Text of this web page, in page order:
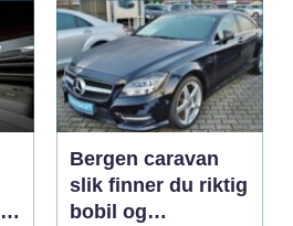
Bergen caravan
slik finner du riktig
bobil og